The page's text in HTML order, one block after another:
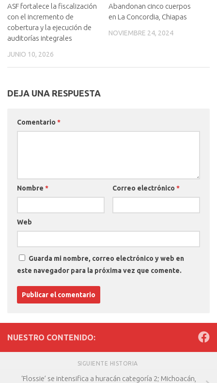
ASF fortalece la fiscalización
con el incremento de
cobertura y la ejecución de
auditorías integrales
JUNIO 10, 2026
Abandonan cinco cuerpos
en La Concordia, Chiapas
NOVIEMBRE 24, 2024
DEJA UNA RESPUESTA
Comentario *
Nombre * Correo electrónico *
Web
Guarda mi nombre, correo electrónico y web en
este navegador para la próxima vez que comente.
NUESTRO CONTENIDO:
SIGUIENTE HISTORIA
‘Flossie’ se intensifica a huracán categoría 2; Michoacán,